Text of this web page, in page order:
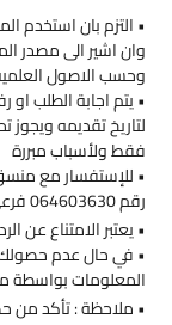
• التزم بان استخدم
وان اشير الى مصدر
وحسب الاصول
• يتم اجابة الطلب
فقط ولأسباب مبررة
• للإستفسار مع
رقم 064603630 فرعي 507 والبريد الالكتروني info.right@moj.gov.jo
• يعتبر الامتناع عن
• في حال عدم
المعلومات بواسطة
• ملاحظة : تأكد من